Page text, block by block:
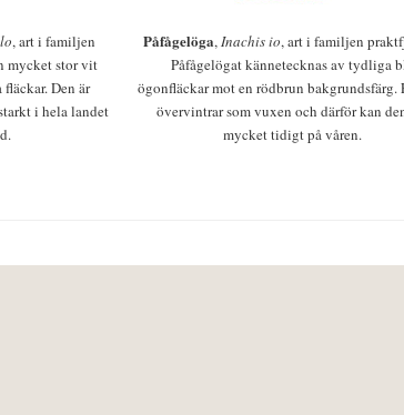
, art i familjen
mycket stor vit
Den är
i hela landet
Påfågelöga,Inachis io, art i familjen
Påfågelögat kännetecknas av tydliga
ögonfläckar mot en rödbrun bakgrundsfärg.
övervintrar som vuxen och därför kan
mycket tidigt på våren.